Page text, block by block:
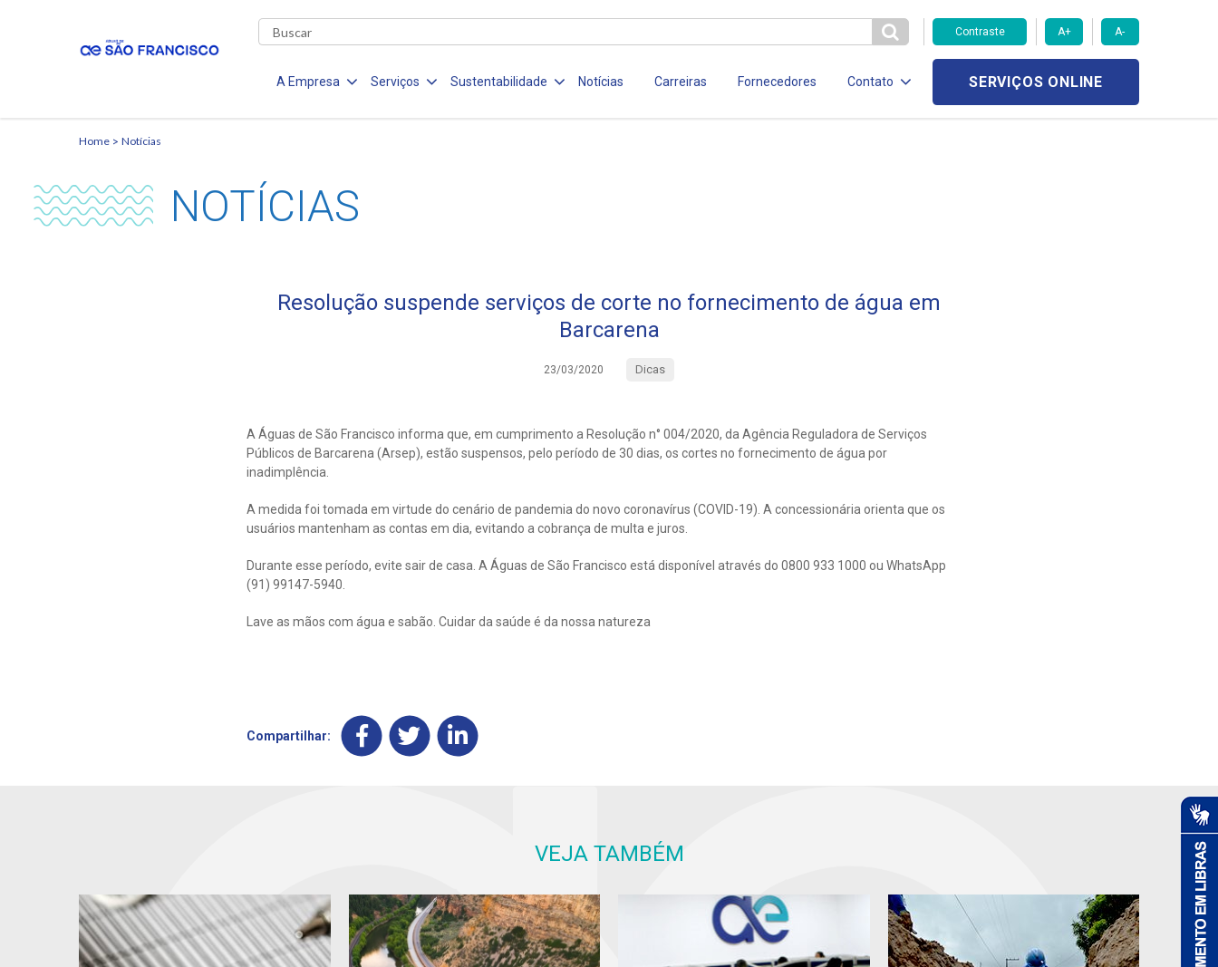
Contraste A+ A-
A Empresa Serviços Sustentabilidade Notícias Carreiras Fornecedores Contato SERVIÇOS ONLINE
Home Notícias
NOTÍCIAS
Resolução suspende serviços de corte no fornecimento de água em
Barcarena
23/03/2020 Dicas
A Águas de São Francisco informa que, em cumprimento a Resolução n° 004/2020, da Agência Reguladora de Serviços
Públicos de Barcarena (Arsep), estão suspensos, pelo período de 30 dias, os cortes no fornecimento de água por
inadimplência.
A medida foi tomada em virtude do cenário de pandemia do novo coronavírus (COVID-19). A concessionária orienta que os
usuários mantenham as contas em dia, evitando a cobrança de multa e juros.
Durante esse período, evite sair de casa. A Águas de São Francisco está disponível através do 0800 933 1000 ou WhatsApp
(91) 99147-5940.
Lave as mãos com água e sabão. Cuidar da saúde é da nossa natureza
Compartilhar:
VEJA TAMBÉM